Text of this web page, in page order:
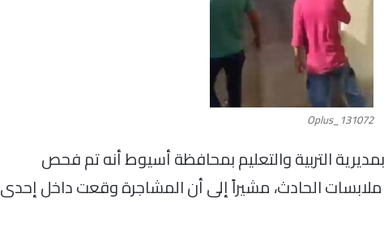
Oplus_131072
التربية والتعليم بمحافظة أسيوط أنه تم فحص
الحادث، مشيراً إلى أن المشاجرة وقعت داخل إحدى